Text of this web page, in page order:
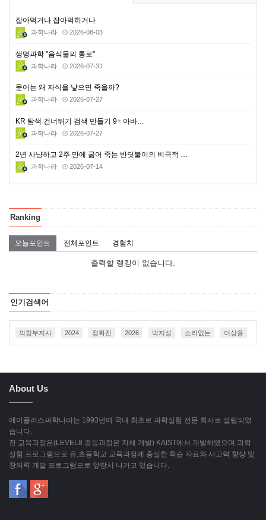
잡아먹거나 잡아먹히거나
과학나라 2026-08-03
생명과학 "음식물의 통로"
과학나라 2026-07-31
문어는 왜 자식을 낳으면 죽을까?
과학나라 2026-07-27
KR 탐색 건너뛰기 검색 만들기 9+ 아바…
과학나라 2026-07-27
2년 사냥하고 2주 만에 굶어 죽는 반딧불이의 비극적 …
과학나라 2026-07-14
Ranking
오늘포인트 전체포인트 경험치
출력할 랭킹이 없습니다.
인기검색어
의정부지사 2024 정화진 2026 박지성 소리없는 이상용
About Us
에이플러스과학나라는 1993년에 국내 최초로 과학실험 전문 회사로 설립되었
습니다.
전 교육과정은(LEVEL8 중등과정은 자체 개발) KAIST에서 개발하였으며 과학
실험 프로그램으로 유,초등학교 교육과정에 충실한 학습 자료와 사고력 향상 및
창의력 개발 프로그램으로 앞장서 나가고 있습니다.